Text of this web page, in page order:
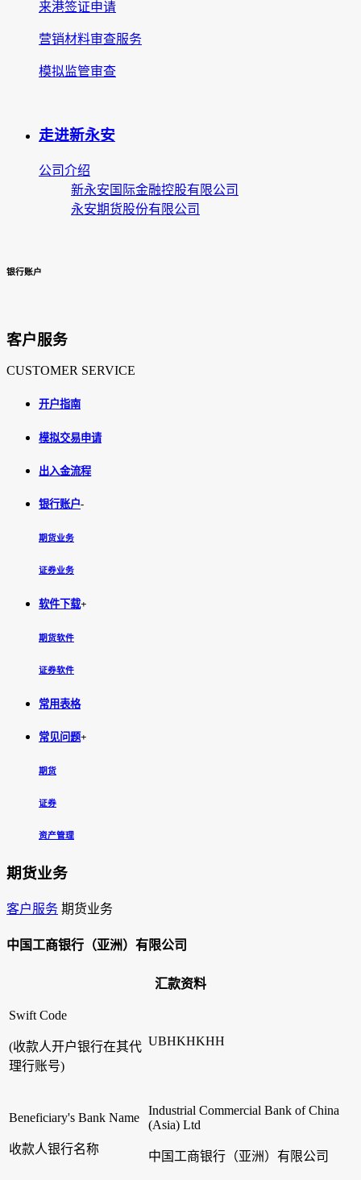
来港签证申请
营销材料审查服务
模拟监管审查
走进新永安
公司介绍
新永安国际金融控股有限公司
永安期货股份有限公司
银行账户
客户服务
CUSTOMER SERVICE
开户指南
模拟交易申请
出入金流程
银行账户-
期货业务
证券业务
软件下载+
期货软件
证券软件
常用表格
常见问题+
期货
证券
资产管理
期货业务
客户服务 期货业务
中国工商银行（亚洲）有限公司
汇款资料
Swift Code
(收款人开户银行在其代
理行账号)
UBHKHKHH
Beneficiary's Bank Name
收款人银行名称
Industrial Commercial Bank of China
(Asia) Ltd
中国工商银行（亚洲）有限公司